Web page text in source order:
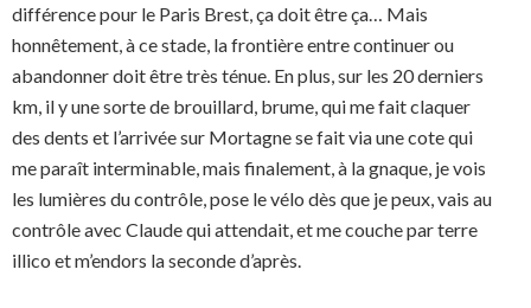
différence pour le Paris Brest, ça doit être ça… Mais
honnêtement, à ce stade, la frontière entre continuer ou
abandonner doit être très ténue. En plus, sur les 20 derniers
km, il y une sorte de brouillard, brume, qui me fait claquer
des dents et l’arrivée sur Mortagne se fait via une cote qui
me paraît interminable, mais finalement, à la gnaque, je vois
les lumières du contrôle, pose le vélo dès que je peux, vais au
contrôle avec Claude qui attendait, et me couche par terre
illico et m’endors la seconde d’après.